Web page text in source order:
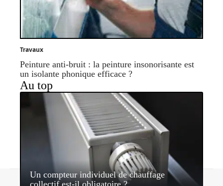
Travaux
Peinture anti-bruit : la peinture insonorisante est
un isolante phonique efficace ?
Au top
Un compteur individuel de chauffage
Contact Mentions légales Sitemap